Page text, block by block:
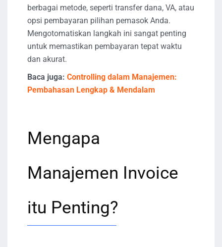
berbagai metode, seperti transfer dana, VA, atau
opsi pembayaran pilihan pemasok Anda.
Mengotomatiskan langkah ini sangat penting
untuk memastikan pembayaran tepat waktu
dan akurat.
Baca juga: Controlling dalam Manajemen:
Pembahasan Lengkap & Mendalam
Mengapa
Manajemen Invoice
itu Penting?